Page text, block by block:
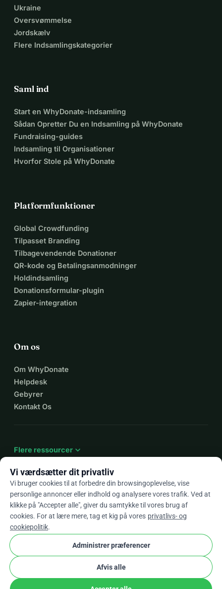
Ukraine
Oversvømmelse
Jordskælv
Flere Indsamlingskategorier
Saml ind
Start en WhyDonate-indsamling
Sådan Opretter Du en Indsamling på WhyDonate
Fundraising-guides
Indsamling til Organisationer
Hvorfor Stole på WhyDonate
Platformfunktioner
Global Crowdfunding
Tilpasset Branding
Tilbagevendende Donationer
QR-kode og Betalingsanmodninger
Holdindsamling
Donationsformular-plugin
Zapier-integration
Om os
Om WhyDonate
Helpdesk
Gebyrer
Kontakt Os
Flere ressourcer expand_more
Daarrow_drop_down
★★★★★4,9 / 5 baseret på 500+ anmeldelser
Privatliv og cookies
Vilkår og betingelser
check
Vi værdsætter dit privatliv
Vi bruger cookies til at forbedre din browsingoplevelse, vise
personlige annoncer eller indhold og analysere vores trafik. Ved at
klikke på "Accepter alle", giver du samtykke til vores brug af
cookies. For at lære mere, tag et kig på vores privatlivs- og
cookiepolitik.
Administrer præferencer
Afvis alle